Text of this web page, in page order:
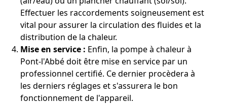
Effectuer les raccordements soigneusement est
vital pour assurer la circulation des fluides et la
distribution de la chaleur.
Mise en service : Enfin, la pompe à chaleur à
Pont-l'Abbé doit être mise en service par un
professionnel certifié. Ce dernier procèdera à
les derniers réglages et s'assurera le bon
fonctionnement de l'appareil.